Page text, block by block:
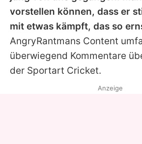
vorstellen können, dass er
mit etwas kämpft, das so
AngryRantmans Content
überwiegend Kommentare
der Sportart Cricket.
Anzeige